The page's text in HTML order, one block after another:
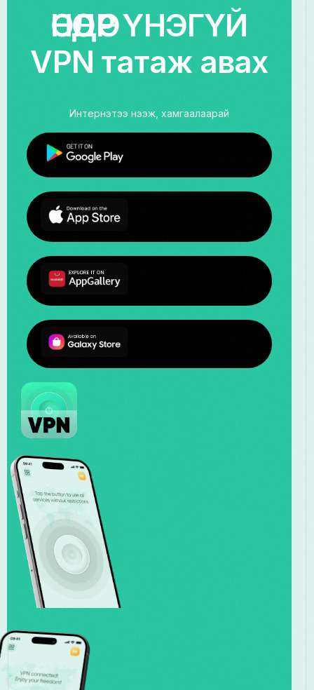
ӨНӨӨДӨР ҮНЭГҮЙ
VPN татаж авах
Интернэтээ нээж, хамгаалаарай